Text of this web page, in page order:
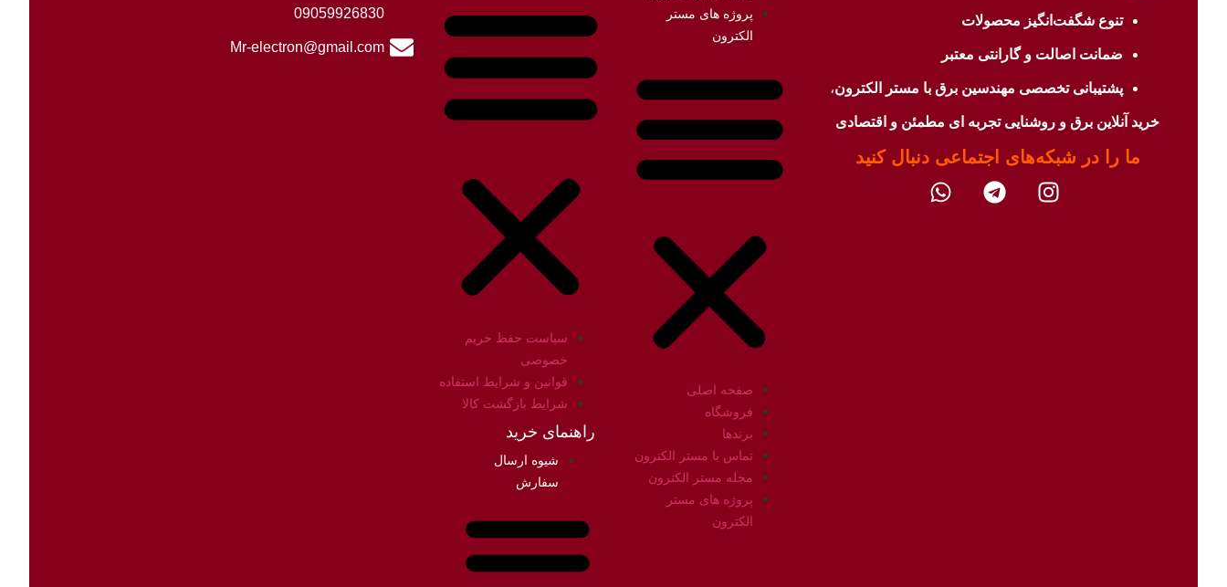
تنوع شگفت‌انگیز محصولات
ضمانت اصالت و گارانتی معتبر
پشتیبانی تخصصی مهندسین برق با مستر الکترون،
خرید آنلاین برق و روشنایی تجربه ای مطمئن و اقتصادی
ما را در شبکه‌های اجتماعی دنبال کنید​
پروژه های مستر
الکترون
صفحه اصلی
فروشگاه
برندها
تماس با مستر الکترون
مجله مستر الکترون
پروژه های مستر
الکترون
سیاست حفظ حریم
خصوصی
قوانین و شرایط استفاده
شرایط بازگشت کالا
راهنمای خرید
شیوه ارسال
سفارش
09059926830
Mr-electron@gmail.com